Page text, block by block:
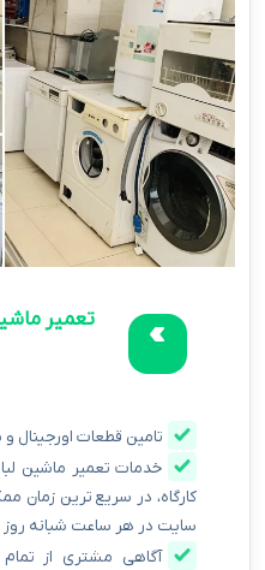
تعمیر
تامین قطعات اورجینال
خدمات تعمیر ماشین
کارگاه، در سریع ترین زمان
سایت در هر ساعت شبانه روز
آگاهی مشتری از